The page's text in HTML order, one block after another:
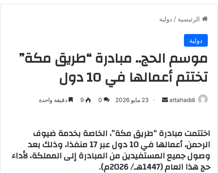
الرئيسية / دولية
دولية
موسم الحج.. مبادرة “طريق مكة”
تختتم أعمالها في 10 دول
attahaddi
ل
ب
ر
ي
23 مايو 2026 0
9 دقيقة واحدة
اختتمت مبادرة “طريق مكة”، الخاصة بخدمة ضيوف
الرحمن، أعمالها في 10 دول عبر 17 منفذا، وذلك بعد
وصول جميع المستفيدين من المبادرة إلى المملكة، لأداء
حج هذا العام (1447هـ/ 2026م).